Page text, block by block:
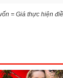
= Giá thực hiện